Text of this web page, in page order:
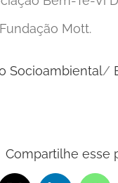
Mott.
Socioambiental/
Compartilhe esse